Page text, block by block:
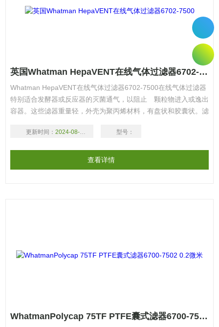
英国Whatman HepaVENT在线气体过滤器6702-7500
Whatman HepaVENT在线气体过滤器6702-7500在线气体过滤器
特别适合发酵器或反应器的灭菌通气，以阻止 颗粒物进入或逸出
容器。这些滤器重量轻，外壳为聚丙烯材料，有盘状和胶囊状。滤
面经过压制处理，防止纤维脱落。
更新时间： 2024-08-17 型号：
查看详情
WhatmanPolycap 75TF PTFE囊式滤器6700-7502 0.2微米